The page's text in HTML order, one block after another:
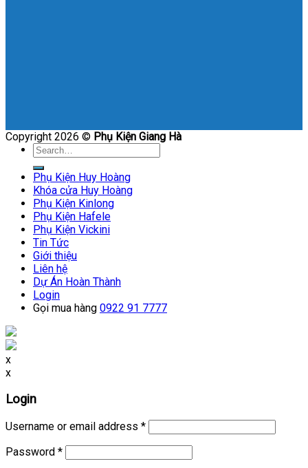
Copyright 2026 © Phụ Kiện Giang Hà
Search
for:
Phụ Kiện Huy Hoàng
Khóa cửa Huy Hoàng
Phụ Kiện Kinlong
Phụ Kiện Hafele
Phụ Kiện Vickini
Tin Tức
Giới thiệu
Liên hệ
Dự Án Hoàn Thành
Login
Gọi mua hàng 0922 91 7777
x
x
Login
Username or email address *
Password *